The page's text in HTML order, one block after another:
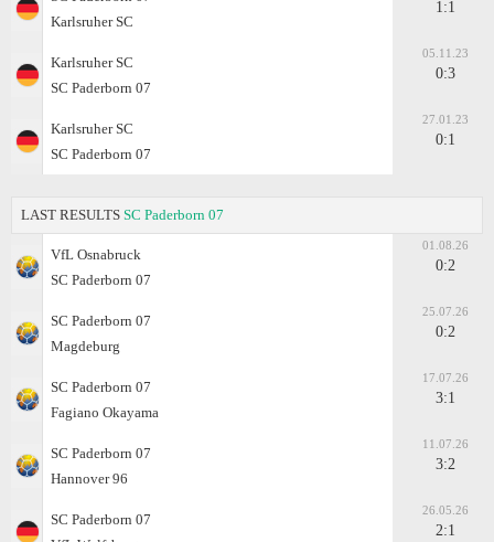
Karlsruher SC
1:1
Karlsruher SC
SC Paderborn 07
05.11.23
0:3
Karlsruher SC
SC Paderborn 07
27.01.23
0:1
LAST RESULTS SC Paderborn 07
VfL Osnabruck
SC Paderborn 07
01.08.26
0:2
SC Paderborn 07
Magdeburg
25.07.26
0:2
SC Paderborn 07
Fagiano Okayama
17.07.26
3:1
SC Paderborn 07
Hannover 96
11.07.26
3:2
SC Paderborn 07
26.05.26
2:1